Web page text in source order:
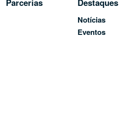
Parcerias Destaques
Notícias
Eventos